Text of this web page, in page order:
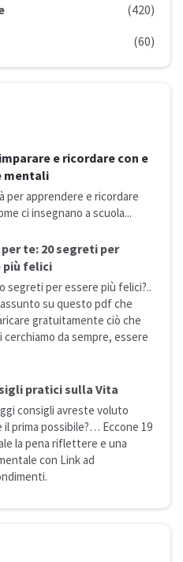
(420)
(60)
e ricordare con e
mentali
per apprendere e ricordare
ci insegnano a scuola...
te: 20 segreti per
più felici
segreti per essere più felici?..
su questo pdf che
gratuitamente ciò che
da sempre, essere
pratici sulla Vita
consigli avreste voluto
il prima possibile?… Eccone 19
la pena riflettere e una
con Link ad